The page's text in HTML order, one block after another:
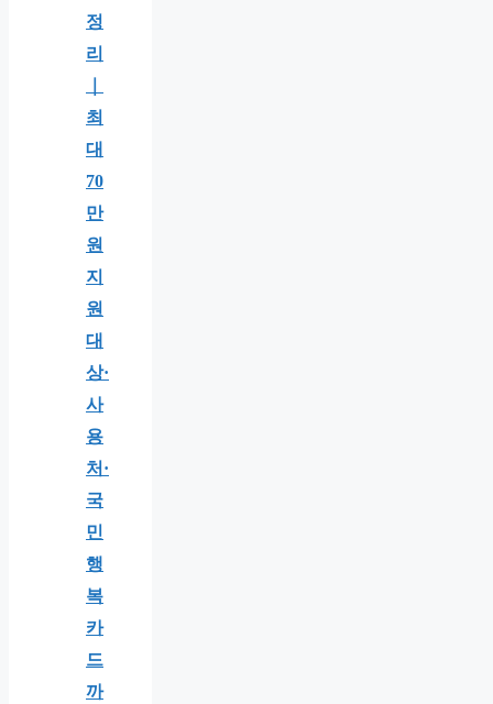
정
리
최
대
70
만
원
지
원
대
상·
사
용
처·
국
민
행
복
카
드
까